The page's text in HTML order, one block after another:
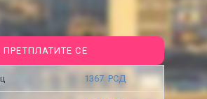
ПРЕТПЛАТИТЕ СЕ
1367 РСД